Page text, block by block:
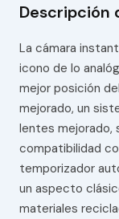
Descripción
La cámara
icono de lo
mejor posición
mejorado, un
lentes mejorado,
compatibilidad
temporizador
un aspecto
materiales